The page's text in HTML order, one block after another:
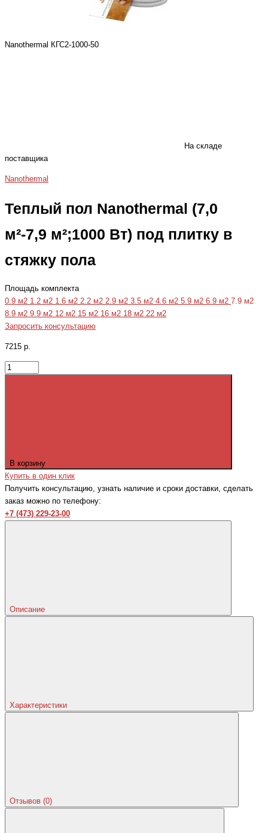
Nanothermal КГС2-1000-50
На складе
поставщика
Nanothermal
Теплый пол Nanothermal (7,0
м²-7,9 м²;1000 Вт) под плитку в
стяжку пола
Площадь комплекта
0.9 м2 1.2 м2 1.6 м2 2.2 м2 2.9 м2 3.5 м2 4.6 м2 5.9 м2 6.9 м2 7.9 м2
8.9 м2 9.9 м2 12 м2 15 м2 16 м2 18 м2 22 м2
Запросить консультацию
7215 р.
В корзину
Купить в один клик
Получить консультацию, узнать наличие и сроки доставки, сделать
заказ можно по телефону:
+7 (473) 229-23-00
Описание
Характеристики
Отзывов (0)